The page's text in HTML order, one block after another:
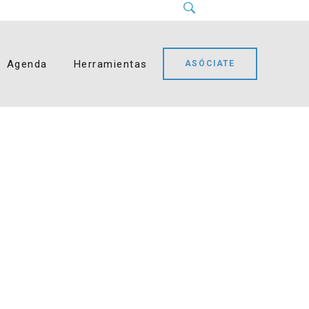
Agenda Herramientas ASÓCIATE